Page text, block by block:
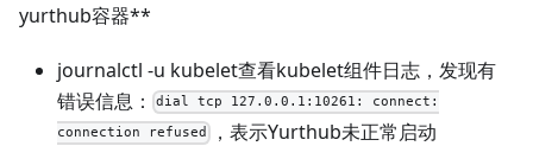
yurthub容器**
journalctl -u kubelet查看kubelet组件日志，发现有
错误信息：
dial tcp 127.0.0.1:10261: connect:
connection refused
，表示Yurthub未正常启动